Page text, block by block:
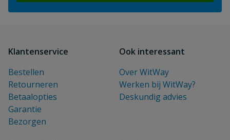
Klantenservice
Bestellen
Retourneren
Betaalopties
Garantie
Bezorgen
Ook interessant
Over WitWay
Werken bij WitWay?
Deskundig advies